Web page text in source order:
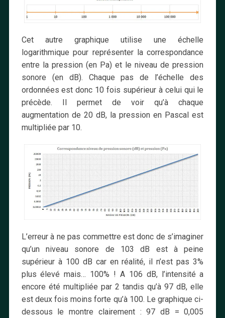
Cet autre graphique utilise une échelle
logarithmique pour représenter la correspondance
entre la pression (en Pa) et le niveau de pression
sonore (en dB). Chaque pas de l’échelle des
ordonnées est donc 10 fois supérieur à celui qui le
précède. Il permet de voir qu’à chaque
augmentation de 20 dB, la pression en Pascal est
multipliée par 10.
L’erreur à ne pas commettre est donc de s’imaginer
qu’un niveau sonore de 103 dB est à peine
supérieur à 100 dB car en réalité, il n’est pas 3%
plus élevé mais… 100% ! A 106 dB, l’intensité a
encore été multipliée par 2 tandis qu’à 97 dB, elle
est deux fois moins forte qu’à 100. Le graphique ci-
dessous le montre clairement : 97 dB = 0,005